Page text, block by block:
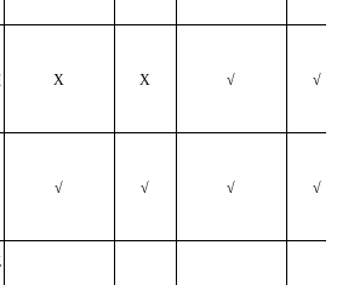
X X √ √
√ √ √ √